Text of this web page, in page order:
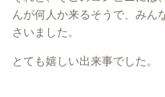
んが何人か来るそうで、みん
さいました。
とても嬉しい出来事でした。